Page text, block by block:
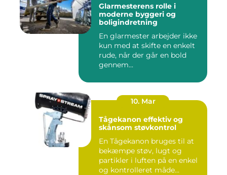
Glarmesterens rolle i
moderne byggeri og
boligindretning
En glarmester arbejder ikke
kun med at skifte en enkelt
rude, når der går en bold
gennem...
10. Mar
Tågekanon effektiv og
skånsom støvkontrol
En Tågekanon bruges til at
bekæmpe støv, lugt og
partikler i luften på en enkel
og kontrolleret måde...